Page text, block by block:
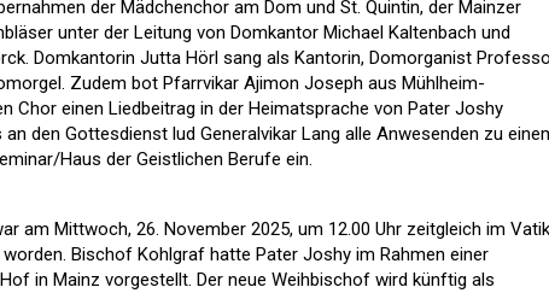
der Mädchenchor am Dom und St. Quintin, der Mainzer
unter der Leitung von Domkantor Michael Kaltenbach und
Domkantorin Jutta Hörl sang als Kantorin, Domorganist
Zudem bot Pfarrvikar Ajimon Joseph aus Mühlheim-
Chor einen Liedbeitrag in der Heimatsprache von Pater Joshy
den Gottesdienst lud Generalvikar Lang alle Anwesenden zu
Haus der Geistlichen Berufe ein.
am Mittwoch, 26. November 2025, um 12.00 Uhr zeitgleich im
Bischof Kohlgraf hatte Pater Joshy im Rahmen einer
in Mainz vorgestellt. Der neue Weihbischof wird künftig als